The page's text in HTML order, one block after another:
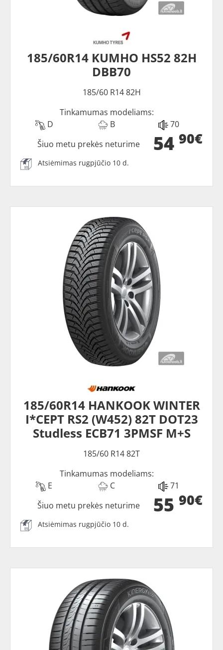
185/60R14 KUMHO HS52 82H
DBB70
185/60 R14 82H
Tinkamumas modeliams:
D
B 70
54 90€
Šiuo metu prekės neturime
Atsiėmimas rugpjūčio 10 d.
185/60R14 HANKOOK WINTER
I*CEPT RS2 (W452) 82T DOT23
Studless ECB71 3PMSF M+S
185/60 R14 82T
Tinkamumas modeliams:
E
C 71
55 90€
Šiuo metu prekės neturime
Atsiėmimas rugpjūčio 10 d.